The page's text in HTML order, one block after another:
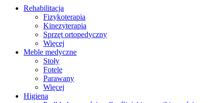
Rehabilitacja
Fizykoterapia
Kinezyterapia
Sprzęt ortopedyczny
Więcej
Meble medyczne
Stoły
Fotele
Parawany
Więcej
Higiena